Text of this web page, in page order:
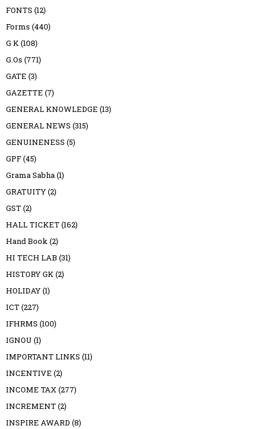
FONTS (12)
Forms (440)
G K(108)
G.Os (771)
GATE (3)
GAZETTE (7)
GENERAL KNOWLEDGE (13)
GENERAL NEWS (315)
GENUINENESS (5)
GPF(45)
Grama Sabha(1)
GRATUITY(2)
GST(2)
HALL TICKET(162)
Hand Book(2)
HI TECH LAB (31)
HISTORY GK(2)
HOLIDAY(1)
ICT(227)
IFHRMS (100)
IGNOU (1)
IMPORTANT LINKS (11)
INCENTIVE (2)
INCOME TAX(277)
INCREMENT(2)
INSPIRE AWARD (8)